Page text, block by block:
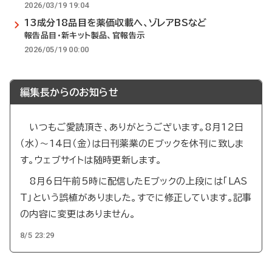
2026/03/19 19:04
13成分18品目を薬価収載へ、ゾレアBSなど
報告品目・新キット製品、官報告示
2026/05/19 00:00
編集長からのお知らせ
いつもご愛読頂き、ありがとうございます。8月12日
（水）～14日（金）は日刊薬業のEブックを休刊に致しま
す。ウェブサイトは随時更新します。
8月6日午前5時に配信したEブックの上段には「LAS
T」という誤植がありました。すでに修正しています。記事
の内容に変更はありません。
8/5 23:29